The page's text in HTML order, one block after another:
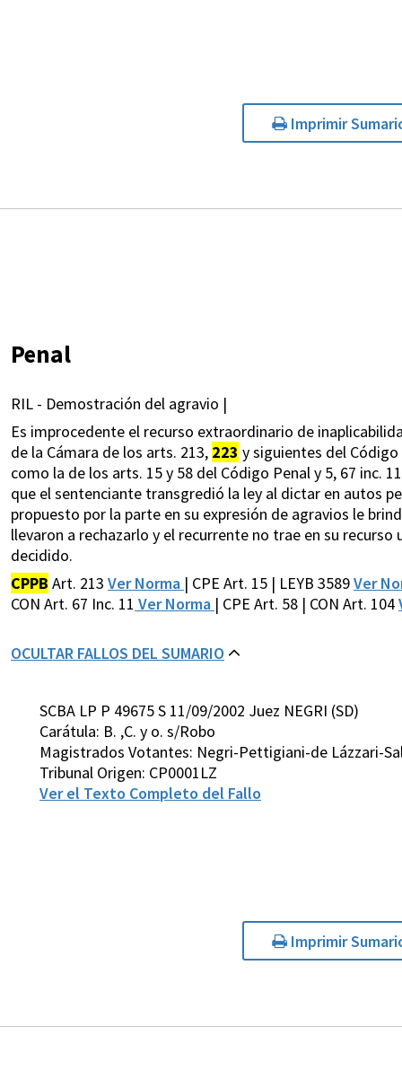
Imprimir
Penal
RIL - Demostración del agravio |
Es improcedente el recurso extraordinario de
de la Cámara de los arts. 213, 223 y siguientes del
como la de los arts. 15 y 58 del Código Penal y 5, 67 inc.
que el sentenciante transgredió la ley al dictar en autos
propuesto por la parte en su expresión de agravios le
llevaron a rechazarlo y el recurrente no trae en su
decidido.
CPPB Art. 213 Ver Norma | CPE Art. 15 | LEYB 3589Ver
CON Art. 67 Inc. 11 Ver Norma | CPE Art. 58 | CON Art. 104
OCULTAR FALLOS DEL SUMARIO
SCBA LP P 49675 S 11/09/2002 Juez NEGRI (SD)
Carátula: B. ,C. y o. s/Robo
Magistrados Votantes: Negri-Pettigiani-de Lázzari-
Tribunal Origen: CP0001LZ
Ver el Texto Completo del Fallo
Imprimir